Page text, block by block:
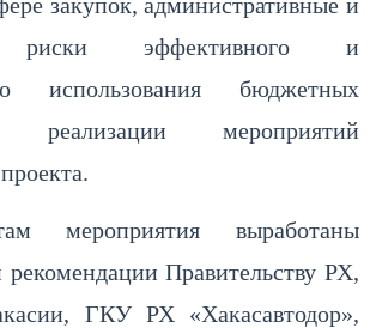
риски эффективного и
использования бюджетных
мероприятий
мероприятия выработаны
Правительству РХ,
ГКУ РХ «Хакасавтодор»,